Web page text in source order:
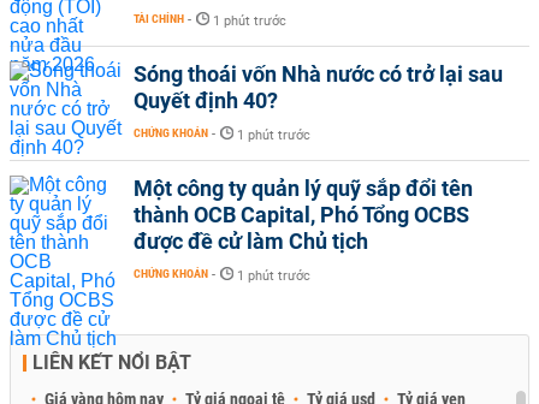
TÀI CHÍNH - 1 phút trước
Sóng thoái vốn Nhà nước có trở lại sau
Quyết định 40?
CHỨNG KHOÁN - 1 phút trước
Một công ty quản lý quỹ sắp đổi tên
thành OCB Capital, Phó Tổng OCBS
được đề cử làm Chủ tịch
CHỨNG KHOÁN - 1 phút trước
LIÊN KẾT NỔI BẬT
Giá vàng hôm nay Tỷ giá ngoại tệ Tỷ giá usd
Tỷ giá yen